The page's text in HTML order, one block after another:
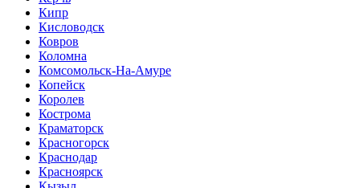
Кипр
Кисловодск
Ковров
Коломна
Комсомольск-На-Амуре
Копейск
Королев
Кострома
Краматорск
Красногорск
Краснодар
Красноярск